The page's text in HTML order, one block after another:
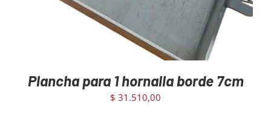
Plancha para 1 hornalla borde 7cm
$ 31.510,00